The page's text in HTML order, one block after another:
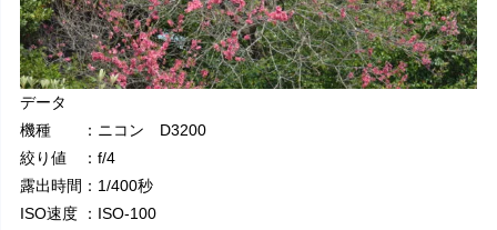
データ
機種 ：ニコン D3200
絞り値 ：f/4
露出時間：1/400秒
ISO速度 ：ISO-100